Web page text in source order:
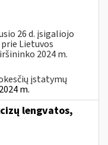
26 d. įsigaliojo
Lietuvos
2024 m.
įstatymų
m.
lengvatos,